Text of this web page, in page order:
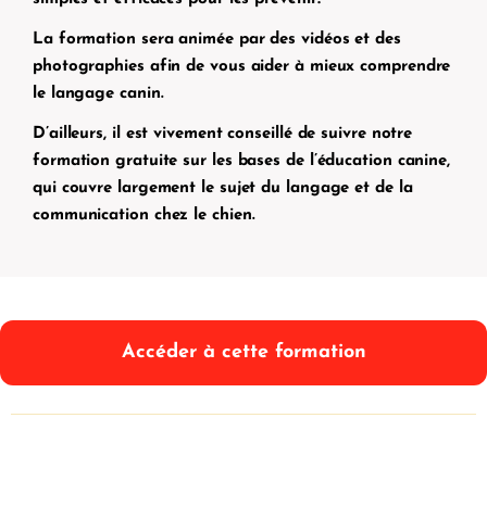
La formation sera animée par des vidéos et des
photographies afin de vous aider à mieux comprendre
le langage canin.
D’ailleurs, il est vivement conseillé de suivre notre
formation gratuite sur les bases de l’éducation canine,
qui couvre largement le sujet du langage et de la
communication chez le chien.
Accéder à cette formation